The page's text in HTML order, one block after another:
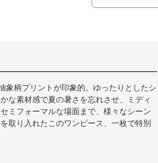
象柄プリントが印象的。ゆったりとしたシ
な素材感で夏の暑さを忘れさせ、ミディ
ミフォーマルな場面まで、様々なシーン
取り入れたこのワンピース、一枚で特別